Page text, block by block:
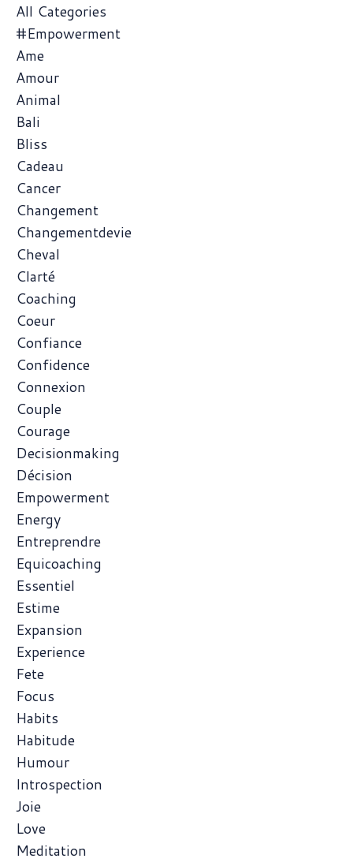
All Categories
#empowerment
Ame
Amour
Animal
Bali
Bliss
Cadeau
Cancer
Changement
Changementdevie
Cheval
Clarté
Coaching
Coeur
Confiance
Confidence
Connexion
Couple
Courage
Decisionmaking
Décision
Empowerment
Energy
Entreprendre
Equicoaching
Essentiel
Estime
Expansion
Experience
Fete
Focus
Habits
Habitude
Humour
Introspection
Joie
Love
Meditation